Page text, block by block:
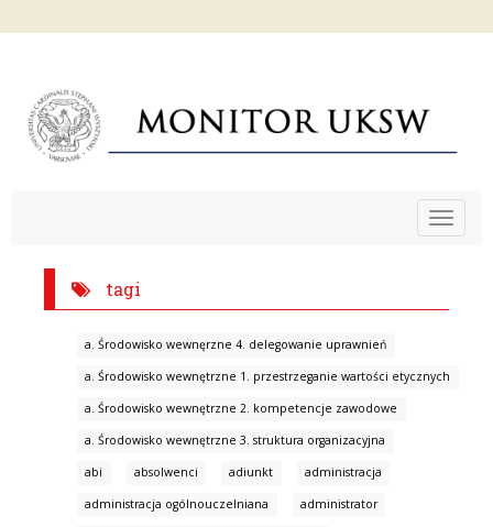
Toggle
tagi
a. Środowisko wewnęrzne 4. delegowanie uprawnień
a. Środowisko wewnętrzne 1. przestrzeganie wartości etycznych
a. Środowisko wewnętrzne 2. kompetencje zawodowe
a. Środowisko wewnętrzne 3. struktura organizacyjna
abi absolwenci adiunkt administracja
administracja ogólnouczelniana administrator